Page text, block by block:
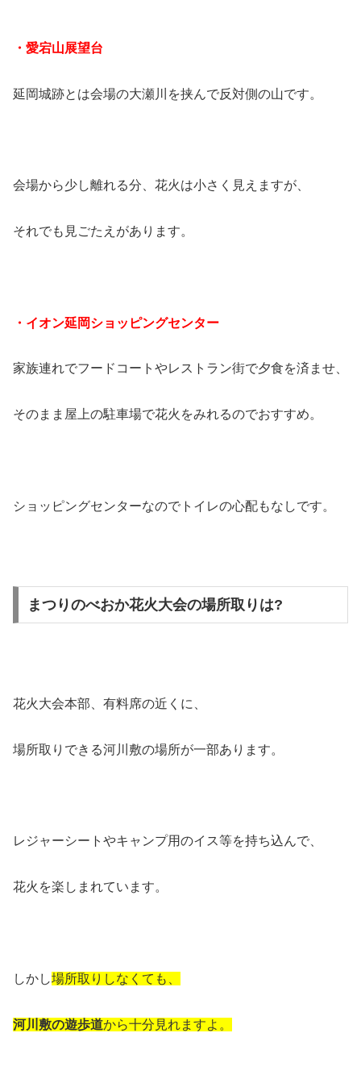
・愛宕山展望台
延岡城跡とは会場の大瀬川を挟んで反対側の山です。
会場から少し離れる分、花火は小さく見えますが、
それでも見ごたえがあります。
・イオン延岡ショッピングセンター
家族連れでフードコートやレストラン街で夕食を済ませ、
そのまま屋上の駐車場で花火をみれるのでおすすめ。
ショッピングセンターなのでトイレの心配もなしです。
まつりのべおか花火大会の場所取りは?
花火大会本部、有料席の近くに、
場所取りできる河川敷の場所が一部あります。
レジャーシートやキャンプ用のイス等を持ち込んで、
花火を楽しまれています。
しかし場所取りしなくても、
河川敷の遊歩道から十分見れますよ。